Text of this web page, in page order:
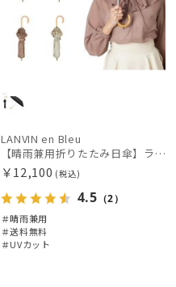
LANVIN en Bleu
【晴雨兼用折りたたみ日傘】ランバン オン ブルー (LANVIN en Bleu) ドビーフリル 遮光99%以上 遮熱 UV 晴雨兼用
￥12,100 (税込)
4.5 （2）
＃晴雨兼用
＃送料無料
＃UVカット